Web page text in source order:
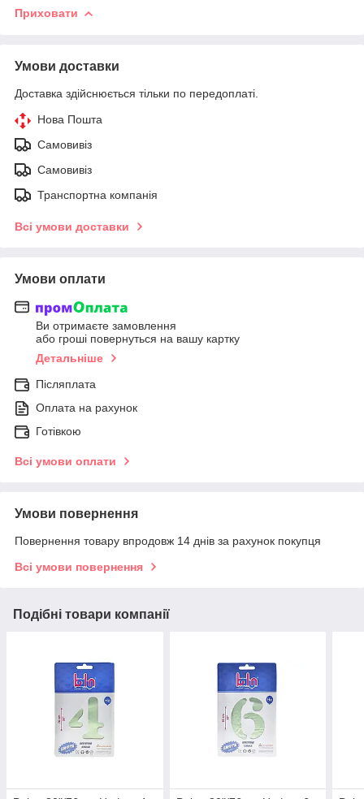
Приховати
Умови доставки
Доставка здійснюється тільки по передоплаті.
Нова Пошта
Самовивіз
Самовивіз
Транспортна компанія
Всі умови доставки
Умови оплати
Ви отримаєте замовлення
або гроші повернуться на вашу картку
Детальніше
Післяплата
Оплата на рахунок
Готівкою
Всі умови оплати
Умови повернення
Повернення товару впродовж 14 днів за рахунок покупця
Всі умови повернення
Подібні товари компанії